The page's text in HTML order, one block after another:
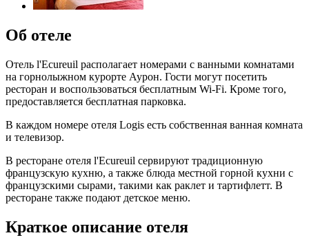
Об отеле
Отель l'Ecureuil располагает номерами с ванными комнатами
на горнолыжном курорте Аурон. Гости могут посетить
ресторан и воспользоваться бесплатным Wi-Fi. Кроме того,
предоставляется бесплатная парковка.
В каждом номере отеля Logis есть собственная ванная комната
и телевизор.
В ресторане отеля l'Ecureuil сервируют традиционную
французскую кухню, а также блюда местной горной кухни с
французскими сырами, такими как раклет и тартифлетт. В
ресторане также подают детское меню.
Краткое описание отеля